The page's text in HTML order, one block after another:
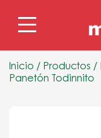
Inicio / Productos /
Panetón Todinnito